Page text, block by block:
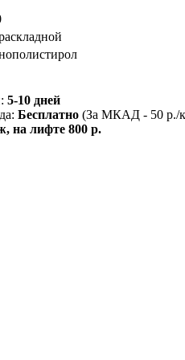
5-10 дней
Бесплатно (За МКАД - 50 р./
на лифте 800 р.